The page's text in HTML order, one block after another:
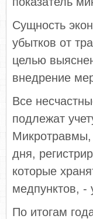
Сущность
убытков от
целью
внедрение
Все
подлежат
Микротравмы,
дня,
которые
медпунктов, -
По итогам